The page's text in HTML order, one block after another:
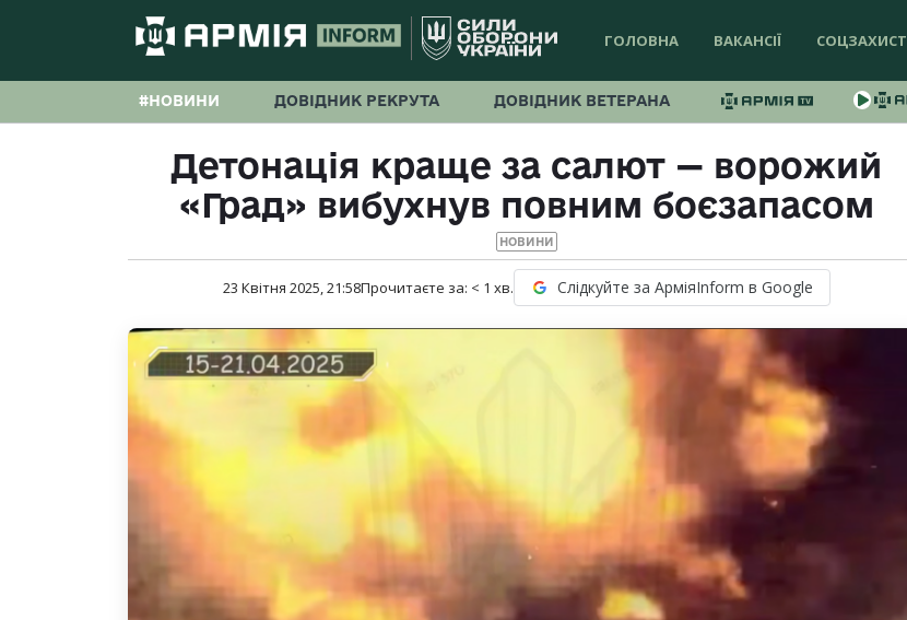
ГОЛОВНА ВАКАНСІЇ СОЦЗАХИСТ
#НОВИНИ ДОВІДНИК РЕКРУТА ДОВІДНИК ВЕТЕРАНА
Детонація краще за салют — ворожий
«Град» вибухнув повним боєзапасом
НОВИНИ
23 Квітня 2025, 21:58Прочитаєте за: < 1 хв. Слідкуйте за АрміяInform в Google